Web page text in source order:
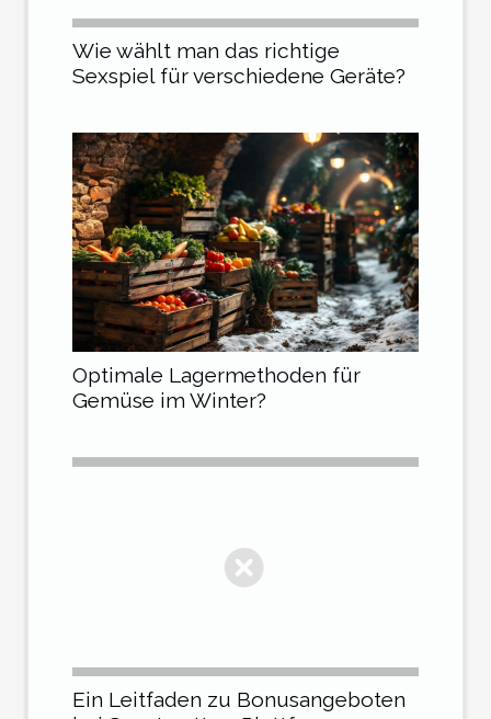
Wie wählt man das richtige
Sexspiel für verschiedene Geräte?
Optimale Lagermethoden für
Gemüse im Winter?
Ein Leitfaden zu Bonusangeboten